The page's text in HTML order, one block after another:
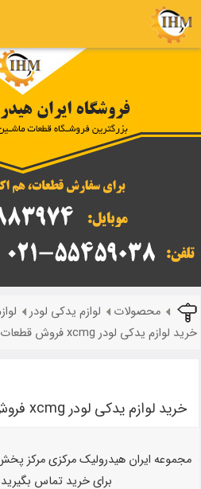
محصولات لوازم یدکی لودر
خرید لوازم یدکی لودر xcmg فروش قطعات یدکی لودر xcmg
خرید لوازم یدکی لودر xcmg فروش قطعات یدکی لودر xcmg
برای خرید تماس بگیرید 09126883974